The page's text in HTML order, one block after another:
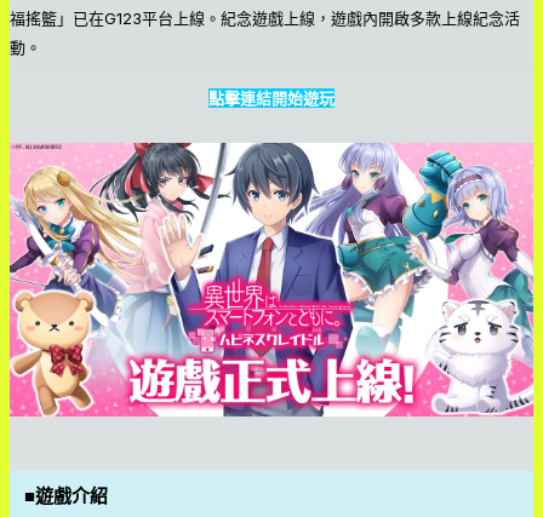
福搖籃」已在G123平台上線。紀念遊戲上線，遊戲內開啟多款上線紀念活
動。
點擊連結開始遊玩
■遊戲介紹